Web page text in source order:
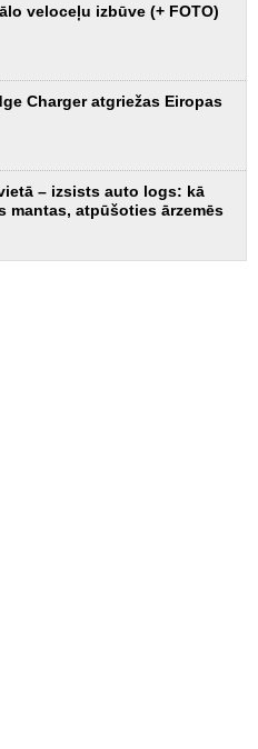
veloceļu izbūve (+ FOTO)
Charger atgriežas Eiropas
– izsists auto logs: kā
mantas, atpūšoties ārzemēs